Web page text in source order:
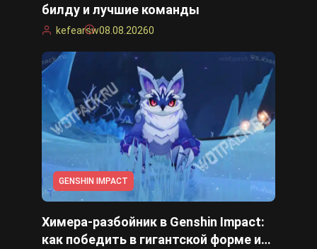
билду и лучшие команды
kefearsw08.08.20260
GENSHIN IMPACT
Химера-разбойник в Genshin Impact:
как победить в гигантской форме и